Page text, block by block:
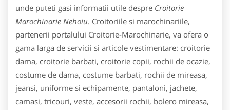
unde puteti gasi informatii utile despre Croitorie
Marochinarie Nehoiu. Croitoriile si marochinariile,
partenerii portalului Croitorie-Marochinarie, va ofera o
gama larga de servicii si articole vestimentare: croitorie
dama, croitorie barbati, croitorie copii, rochii de ocazie,
costume de dama, costume barbati, rochii de mireasa,
jeansi, uniforme si echipamente, pantaloni, jachete,
camasi, tricouri, veste, accesorii rochii, bolero mireasa,